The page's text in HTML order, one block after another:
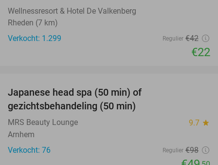
Wellnessresort & Hotel De Valkenberg
Rheden (7 km)
Verkocht: 1.299
Regulier €42
€22
Japanese head spa (50 min) of
gezichtsbehandeling (50 min)
MRS Beauty Lounge 9.7 star
Arnhem
Verkocht: 76
Regulier €98